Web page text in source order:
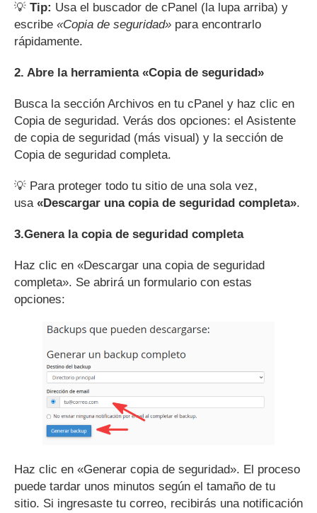
💡 Tip: Usa el buscador de cPanel (la lupa arriba) y
escribe «Copia de seguridad» para encontrarlo
rápidamente.
2. Abre la herramienta «Copia de seguridad»
Busca la sección Archivos en tu cPanel y haz clic en
Copia de seguridad. Verás dos opciones: el Asistente
de copia de seguridad (más visual) y la sección de
Copia de seguridad completa.
💡 Para proteger todo tu sitio de una sola vez,
usa «Descargar una copia de seguridad completa».
3.Genera la copia de seguridad completa
Haz clic en «Descargar una copia de seguridad
completa». Se abrirá un formulario con estas
opciones:
Haz clic en «Generar copia de seguridad». El proceso
puede tardar unos minutos según el tamaño de tu
sitio. Si ingresaste tu correo, recibirás una notificación